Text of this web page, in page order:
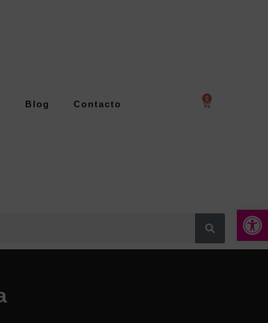
Abrir
Blog Contacto
0